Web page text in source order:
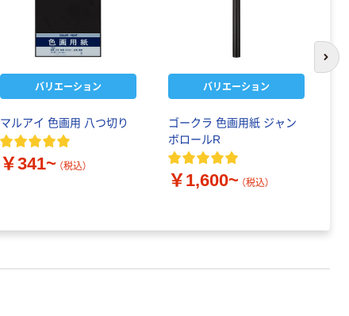
バリエーション
マルアイ 色画用 八つ切り
￥341~ （税込）
バリエーション
ゴークラ 色画用紙 ジャン
ボロールR
￥1,600~ （税込）
次